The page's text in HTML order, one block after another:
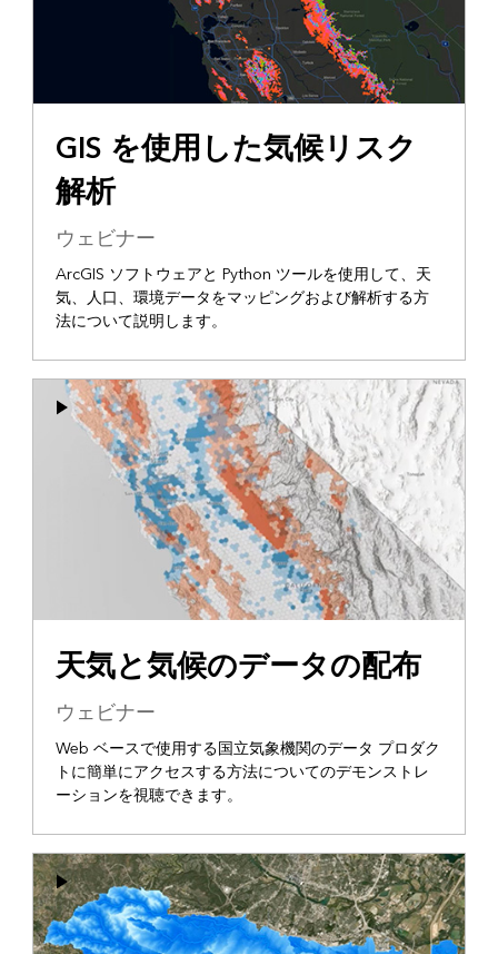
GIS を使用した気候リスク
解析
ウェビナー
ArcGIS ソフトウェアと Python ツールを使用して、天
気、人口、環境データをマッピングおよび解析する方
法について説明します。
天気と気候のデータの配布
ウェビナー
Web ベースで使用する国立気象機関のデータ プロダク
トに簡単にアクセスする方法についてのデモンストレ
ーションを視聴できます。